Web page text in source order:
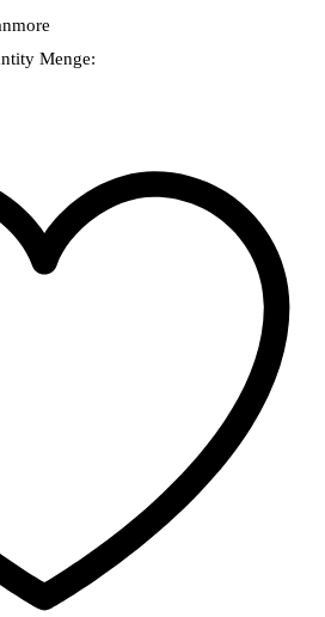
Menge: